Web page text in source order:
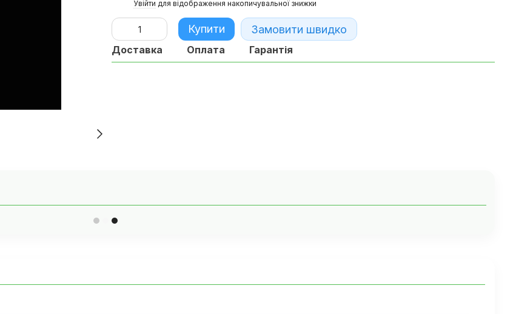
Увійти для відображення накопичувальної знижки
Купити Замовити швидко
Доставка Оплата Гарантія